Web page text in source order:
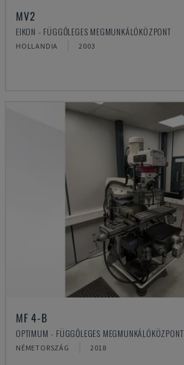
MV2
EIKON - FÜGGŐLEGES MEGMUNKÁLÓKÖZPONT
HOLLANDIA 2003
MF 4-B
OPTIMUM - FÜGGŐLEGES MEGMUNKÁLÓKÖZPONT
NÉMETORSZÁG 2018